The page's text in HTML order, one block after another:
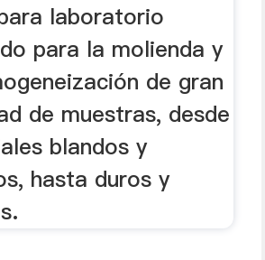
laboratorio
para la molienda y
de gran
de muestras, desde
blandos y
hasta duros y